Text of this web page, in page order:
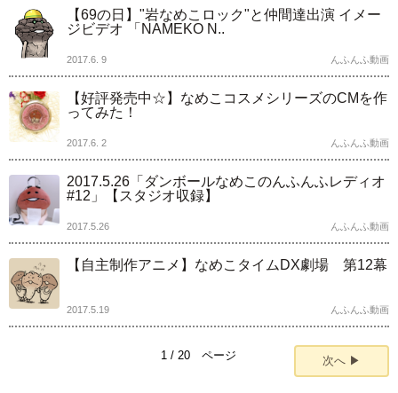
【69の日】"岩なめこロック"と仲間達出演 イメー
ジビデオ 「NAMEKO N..
2017.6. 9 んふんふ動画
【好評発売中☆】なめこコスメシリーズのCMを作
ってみた！
2017.6. 2 んふんふ動画
2017.5.26「ダンボールなめこのんふんふレディオ
#12」【スタジオ収録】
2017.5.26 んふんふ動画
【自主制作アニメ】なめこタイムDX劇場 第12幕
2017.5.19 んふんふ動画
1 / 20 ページ 次へ ▶